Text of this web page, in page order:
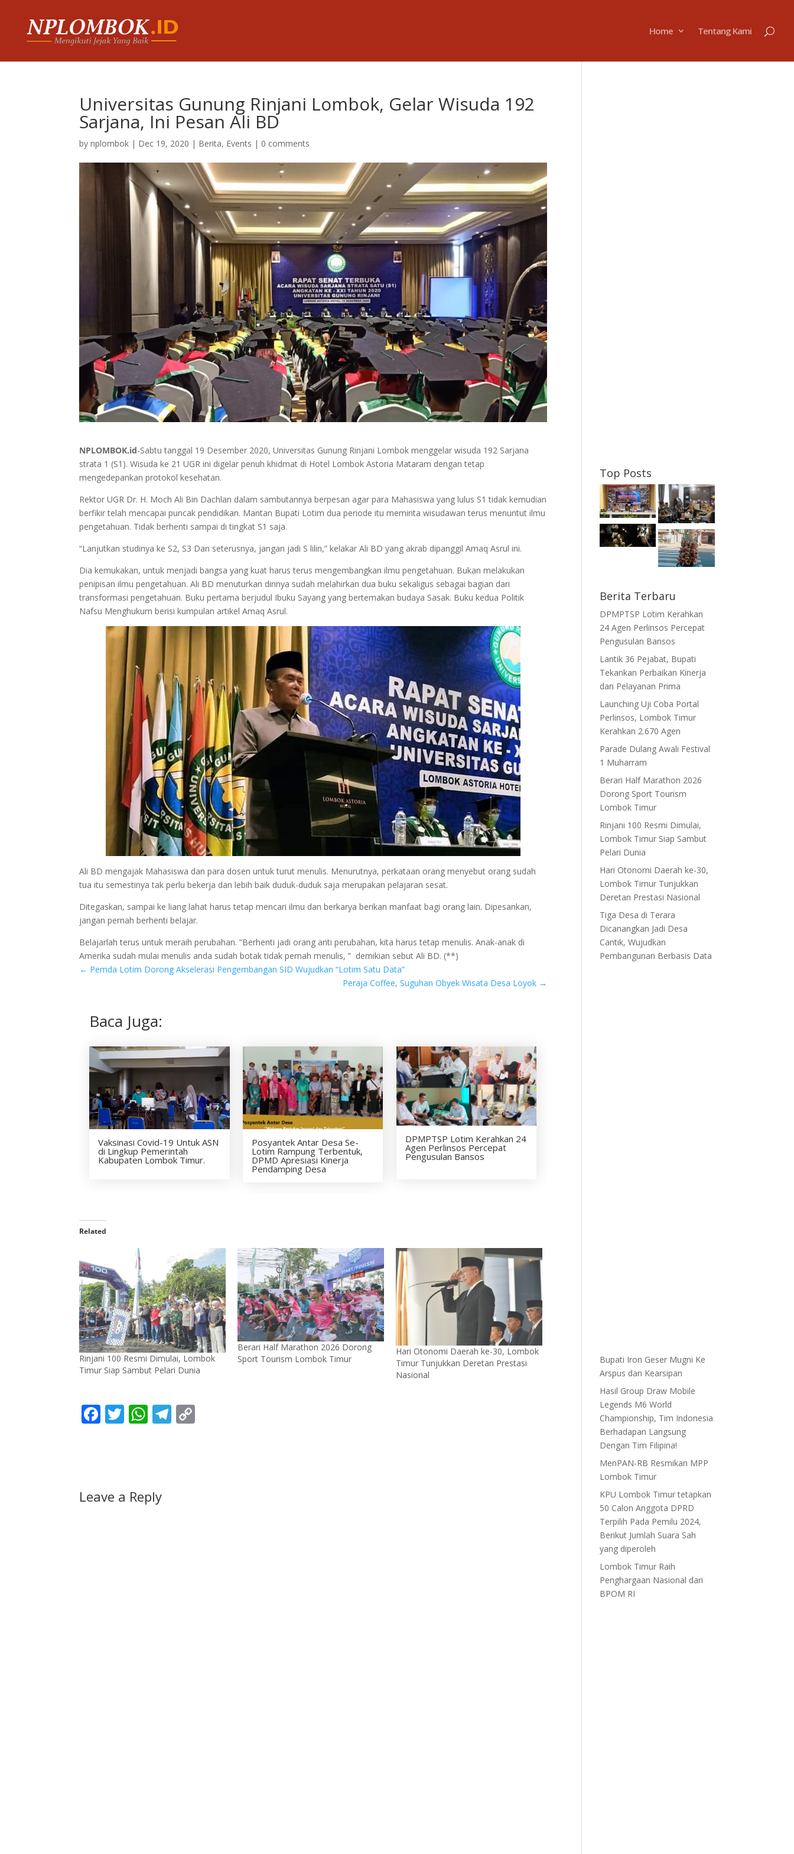
Home Tentang Kami
Universitas Gunung Rinjani Lombok, Gelar Wisuda 192
Sarjana, Ini Pesan Ali BD
bynplombok | Dec 19, 2020 | Berita, Events | 0 comments
NPLOMBOK.id-Sabtu tanggal 19 Desember 2020, Universitas Gunung Rinjani Lombok menggelar wisuda 192 Sarjana
strata 1 (S1). Wisuda ke 21 UGR ini digelar penuh khidmat di Hotel Lombok Astoria Mataram dengan tetap
mengedepankan protokol kesehatan.
Rektor UGR Dr. H. Moch Ali Bin Dachlan dalam sambutannya berpesan agar para Mahasiswa yang lulus S1 tidak kemudian
berfikir telah mencapai puncak pendidikan. Mantan Bupati Lotim dua periode itu meminta wisudawan terus menuntut ilmu
pengetahuan. Tidak berhenti sampai di tingkat S1 saja.
“Lanjutkan studinya ke S2, S3 Dan seterusnya, jangan jadi S lilin,” kelakar Ali BD yang akrab dipanggil Amaq Asrul ini.
Dia kemukakan, untuk menjadi bangsa yang kuat harus terus mengembangkan ilmu pengetahuan. Bukan melakukan
penipisan ilmu pengetahuan. Ali BD menuturkan dirinya sudah melahirkan dua buku sekaligus sebagai bagian dari
transformasi pengetahuan. Buku pertama berjudul Ibuku Sayang yang bertemakan budaya Sasak. Buku kedua Politik
Nafsu Menghukum berisi kumpulan artikel Amaq Asrul.
Ali BD mengajak Mahasiswa dan para dosen untuk turut menulis. Menurutnya, perkataan orang menyebut orang sudah
tua itu semestinya tak perlu bekerja dan lebih baik duduk-duduk saja merupakan pelajaran sesat.
Ditegaskan, sampai ke liang lahat harus tetap mencari ilmu dan berkarya berikan manfaat bagi orang lain. Dipesankan,
jangan pernah berhenti belajar.
Belajarlah terus untuk meraih perubahan. “Berhenti jadi orang anti perubahan, kita harus tetap menulis. Anak-anak di
Amerika sudah mulai menulis anda sudah botak tidak pernah menulis, ” demikian sebut Ali BD. (**)
← Pemda Lotim Dorong Akselerasi Pengembangan SID Wujudkan “Lotim Satu Data”
Peraja Coffee, Suguhan Obyek Wisata Desa Loyok →
Baca Juga:
Vaksinasi Covid-19 Untuk ASN
di Lingkup Pemerintah
Kabupaten Lombok Timur.
Posyantek Antar Desa Se-
Lotim Rampung Terbentuk,
DPMD Apresiasi Kinerja
Pendamping Desa
DPMPTSP Lotim Kerahkan 24
Agen Perlinsos Percepat
Pengusulan Bansos
Related
Rinjani 100 Resmi Dimulai, Lombok
Timur Siap Sambut Pelari Dunia
Berari Half Marathon 2026 Dorong
Sport Tourism Lombok Timur
Hari Otonomi Daerah ke-30, Lombok
Timur Tunjukkan Deretan Prestasi
Nasional
F
o
o
T W
A
p
T
Leave a Reply
Top Posts
Berita Terbaru
DPMPTSP Lotim Kerahkan
24 Agen Perlinsos Percepat
Pengusulan Bansos
Lantik 36 Pejabat, Bupati
Tekankan Perbaikan Kinerja
dan Pelayanan Prima
Launching Uji Coba Portal
Perlinsos, Lombok Timur
Kerahkan 2.670 Agen
Parade Dulang Awali Festival
1 Muharram
Berari Half Marathon 2026
Dorong Sport Tourism
Lombok Timur
Rinjani 100 Resmi Dimulai,
Lombok Timur Siap Sambut
Pelari Dunia
Hari Otonomi Daerah ke-30,
Lombok Timur Tunjukkan
Deretan Prestasi Nasional
Tiga Desa di Terara
Dicanangkan Jadi Desa
Cantik, Wujudkan
Pembangunan Berbasis Data
Bupati Iron Geser Mugni Ke
Arspus dan Kearsipan
Hasil Group Draw Mobile
Legends M6 World
Championship, Tim Indonesia
Berhadapan Langsung
Dengan Tim Filipina!
MenPAN-RB Resmikan MPP
Lombok Timur
KPU Lombok Timur tetapkan
50 Calon Anggota DPRD
Terpilih Pada Pemilu 2024,
Berikut Jumlah Suara Sah
yang diperoleh
Lombok Timur Raih
Penghargaan Nasional dari
BPOM RI